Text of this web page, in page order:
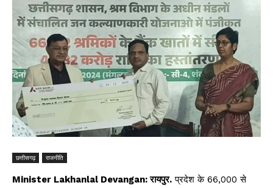
छत्तीसगढ़ राजनीति
Minister Lakhanlal Devangan: रायपुर. प्रदेश के 66,000 से